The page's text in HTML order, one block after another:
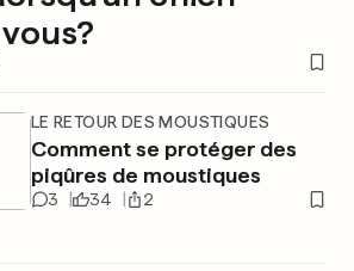
LE RETOUR DES MOUSTIQUES
Comment se protéger des
piqûres de moustiques
3 34 2